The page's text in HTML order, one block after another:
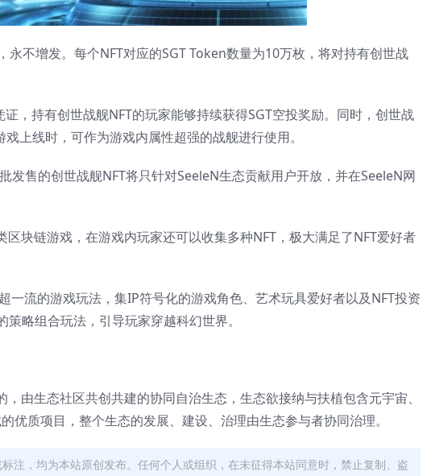
不增发。每个NFT对应的SGT Token数量为10万枚，将对持有创世战
，持有创世战舰NFT的玩家能够持续获得SGT空投奖励。同时，创世战
上线时，可作为游戏内属性超强的战舰进行使用。
发售的创世战舰NFT将只针对SeeleN生态贡献用户开放，并在SeeleN网
区块链游戏，在游戏内玩家还可以收集多种NFT，极大满足了NFT爱好者
一流的游戏玩法，集IP符号化的游戏角色、艺术玩具爱好者以及NFT投资
略组合玩法，引导玩家穿越科幻世界。
由生态社区共创共建的协同自治生态，生态欲接纳与扶植包含元宇宙、
优质项目，整个生态的发展、建设、治理由生态参与者协同治理。
注，均为本站原创发布。任何个人或组织，在未征得本站同意时，禁止复制、盗